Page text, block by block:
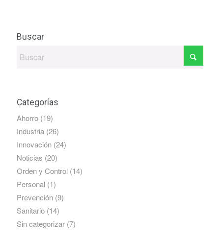
Buscar
Categorías
Ahorro(19)
Industria(26)
Innovación(24)
Noticias (20)
Orden y Control(14)
Personal(1)
Prevención(9)
Sanitario(14)
Sin categorizar(7)